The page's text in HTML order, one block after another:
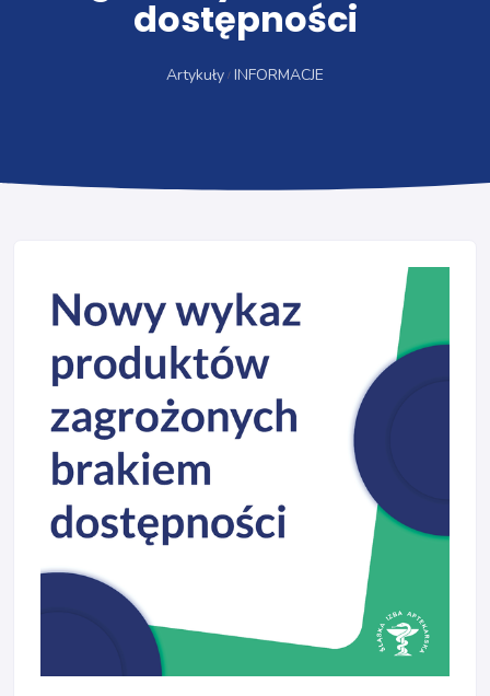
dostępności
Artykuły INFORMACJE